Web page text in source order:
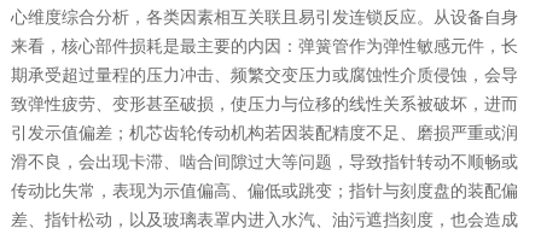
心维度综合分析，各类因素相互关联且易引发连锁反应。从设备自身
来看，核心部件损耗是最主要的内因：弹簧管作为弹性敏感元件，长
期承受超过量程的压力冲击、频繁交变压力或腐蚀性介质侵蚀，会导
致弹性疲劳、变形甚至破损，使压力与位移的线性关系被破坏，进而
引发示值偏差；机芯齿轮传动机构若因装配精度不足、磨损严重或润
滑不良，会出现卡滞、啮合间隙过大等问题，导致指针转动不顺畅或
传动比失常，表现为示值偏高、偏低或跳变；指针与刻度盘的装配偏
差、指针松动，以及玻璃表罩内进入水汽、油污遮挡刻度，也会造成